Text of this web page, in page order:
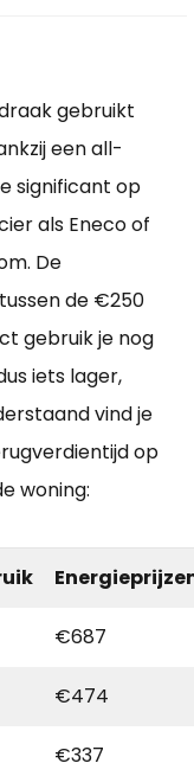
gebruikt
een all-
significant op
als Eneco of
De
de €250
gebruik je nog
iets lager,
vind je
op
woning:
€687
€474
€337